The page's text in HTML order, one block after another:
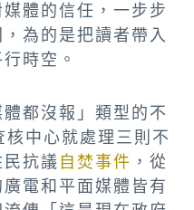
體的信任，一步步
為的是把讀者帶入
時空。
都沒報」類型的不
中心就處理三則不
抗議 自焚事件 ，從
電和平面媒體皆有